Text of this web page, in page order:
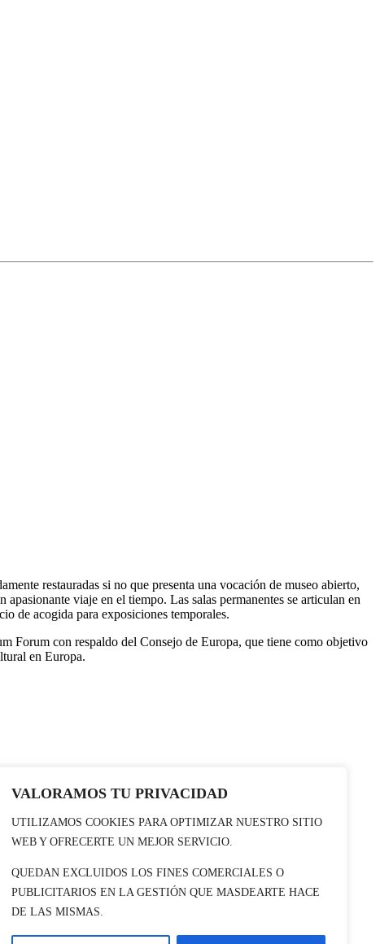
VALORAMOS TU PRIVACIDAD
UTILIZAMOS COOKIES PARA OPTIMIZAR NUESTRO SITIO
WEB Y OFRECERTE UN MEJOR SERVICIO.
QUEDAN EXCLUIDOS LOS FINES COMERCIALES O
PUBLICITARIOS EN LA GESTIÓN QUE MASDEARTE HACE
DE LAS MISMAS.
restauradas si no que presenta una vocación de museo abierto,
viaje en el tiempo. Las salas permanentes se articulan en
de acogida para exposiciones temporales.
Forum con respaldo del Consejo de Europa, que tiene como objetivo
en Europa.